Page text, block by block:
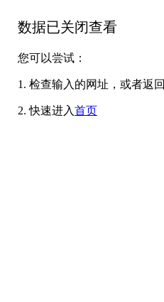
数据已关闭查看
您可以尝试：
1. 检查输入的网址，或者返回
2. 快速进入首页